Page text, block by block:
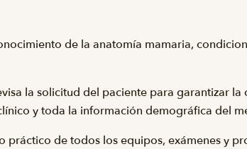
de la anatomía mamaria,
la solicitud del paciente para garantizar
y toda la información demográfica del
práctico de todos los equipos, exámenes y